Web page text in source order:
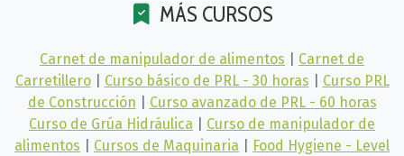
MÁS CURSOS
Carnet de manipulador de alimentos
Carnet de
Carretillero
Curso básico de PRL - 30 horas
Curso PRL
de Construcción
Curso avanzado de PRL - 60 horas
Curso de Grúa Hidráulica
Curso de manipulador de
alimentos
Cursos de Maquinaria
Food Hygiene - Level